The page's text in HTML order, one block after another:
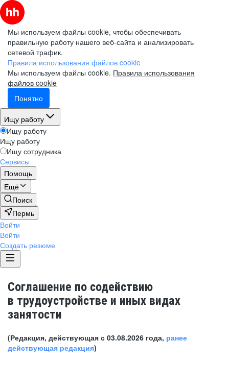
Мы используем файлы cookie, чтобы обеспечивать
правильную работу нашего веб-сайта и анализировать
сетевой трафик.
Правила использования файлов cookie
Мы используем файлы cookie. Правила использования
файлов cookie
Понятно
Ищу работу
Ищу работу
Ищу работу
Ищу сотрудника
Сервисы
Помощь
Ещё
Поиск
Пермь
Войти
Войти
Создать резюме
Соглашение по содействию
в трудоустройстве и иных видах
занятости
(Редакция, действующая с 03.08.2026 года, ранее
действующая редакция)